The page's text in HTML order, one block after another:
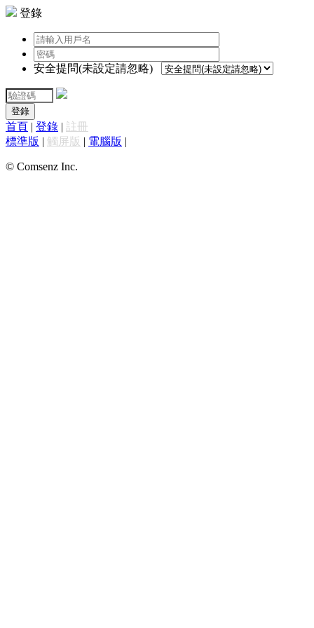
登錄
安全提問(未設定請忽略)
登錄
首頁 | 登錄 | 註冊
標準版 | 觸屏版 | 電腦版 |
© Comsenz Inc.